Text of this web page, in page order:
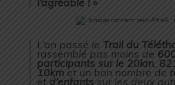
L’an passé le Trail du
rassemblé pas moins de
participants sur le 20km,
10km et un bon nombre de
et d’enfants sur les deux